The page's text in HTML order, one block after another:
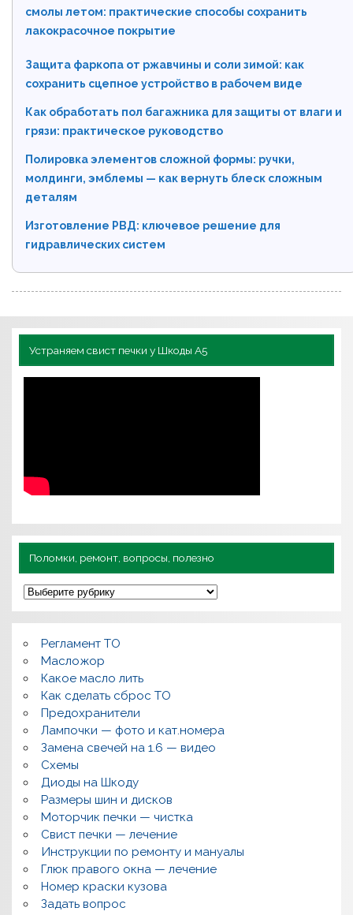
смолы летом: практические способы сохранить
лакокрасочное покрытие
Защита фаркопа от ржавчины и соли зимой: как
сохранить сцепное устройство в рабочем виде
Как обработать пол багажника для защиты от влаги и
грязи: практическое руководство
Полировка элементов сложной формы: ручки,
молдинги, эмблемы — как вернуть блеск сложным
деталям
Изготовление РВД: ключевое решение для
гидравлических систем
Устраняем свист печки у Шкоды А5
Поломки, ремонт, вопросы, полезно
П
о
л
о
к
и
,
р
е
м
о
н
т
,
в
о
р
о
ы
,
о
л
з
Регламент ТО
Масложор
Какое масло лить
Как сделать сброс ТО
Предохранители
Лампочки — фото и кат.номера
Замена свечей на 1.6 — видео
Схемы
Диоды на Шкоду
Размеры шин и дисков
Моторчик печки — чистка
Свист печки — лечение
Инструкции по ремонту и мануалы
Глюк правого окна — лечение
Номер краски кузова
Задать вопрос